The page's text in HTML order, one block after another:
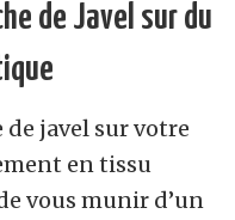
de Javel sur du
javel sur votre
en tissu
vous munir d’un